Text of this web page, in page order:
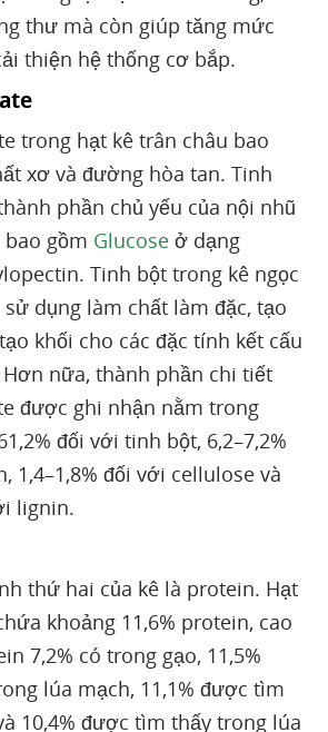
thư mà còn giúp tăng mức
thiện hệ thống cơ bắp.
trong hạt kê trân châu bao
xơ và đường hòa tan. Tinh
phần chủ yếu của nội nhũ
gồm Glucose ở dạng
Tinh bột trong kê ngọc
dụng làm chất làm đặc, tạo
khối cho các đặc tính kết cấu
nữa, thành phần chi tiết
được ghi nhận nằm trong
đối với tinh bột, 6,2–7,2%
1,4–1,8% đối với cellulose và
lignin.
thứ hai của kê là protein. Hạt
khoảng 11,6% protein, cao
7,2% có trong gạo, 11,5%
lúa mạch, 11,1% được tìm
10,4% được tìm thấy trong lúa